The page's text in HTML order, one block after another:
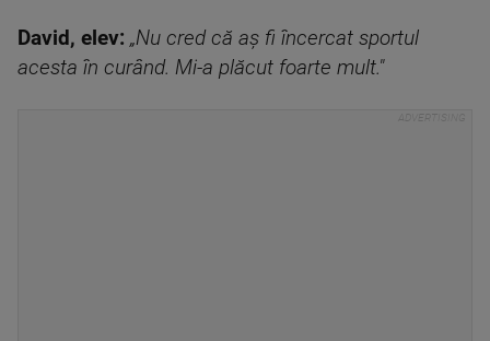
David, elev: „Nu cred că aș fi încercat sportul
acesta în curând. Mi-a plăcut foarte mult."